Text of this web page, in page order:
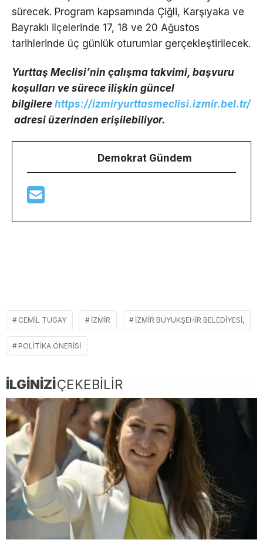
sürecek. Program kapsamında Çiğli, Karşıyaka ve
Bayraklı ilçelerinde 17, 18 ve 20 Ağustos
tarihlerinde üç günlük oturumlar gerçekleştirilecek.
Yurttaş Meclisi’nin çalışma takvimi, başvuru
koşulları ve sürece ilişkin güncel
bilgilere https://izmiryurttasmeclisi.izmir.bel.tr/
adresi üzerinden erişilebiliyor.
Demokrat Gündem
CEMIL TUGAY İZMIR İZMIR BÜYÜKŞEHIR BELEDIYESI,
POLITIKA ÖNERISI
İLGİNİZİÇEKEBİLİR